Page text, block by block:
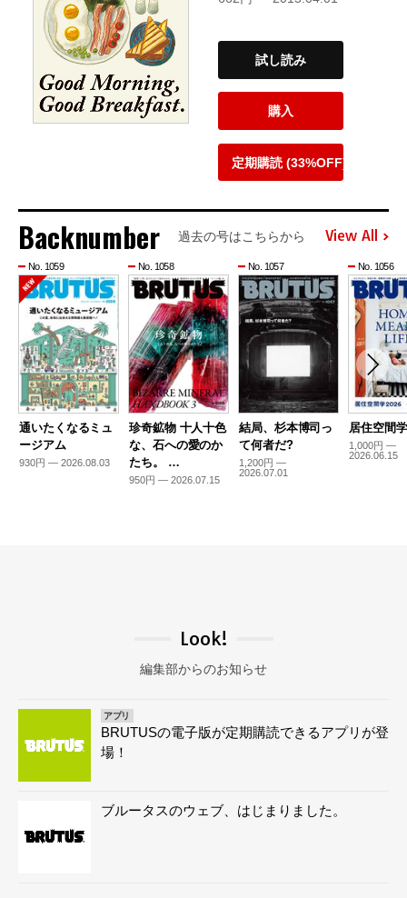
試し読み
購入
定期購読 (33%OFF)
Backnumber 過去の号はこちらから View All
No. 1059
通いたくなるミュ
ージアム
930円 — 2026.08.03
No. 1058
珍奇鉱物 十人十色
な、石への愛のか
たち。 …
950円 — 2026.07.15
No. 1057
結局、杉本博司っ
て何者だ?
1,200円 —
2026.07.01
No. 1056
居住空間
1,000円 —
2026.06.15
Look!
編集部からのお知らせ
アプリ
BRUTUSの電子版が定期購読できるアプリが登
場！
ブルータスのウェブ、はじまりました。